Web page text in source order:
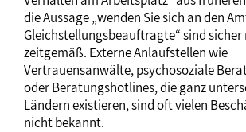
die Aussage „wenden Sie sich an den
Gleichstellungsbeauftragte“ sind
zeitgemäß. Externe Anlaufstellen wie
Vertrauensanwälte, psychosoziale
oder Beratungshotlines, die ganz
Ländern existieren, sind oft vielen
nicht bekannt.